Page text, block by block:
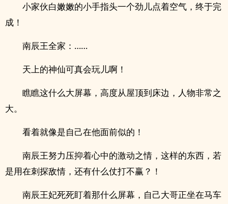
小家伙白嫩嫩的小手指头一个劲儿点着空气，终于完
成！
南辰王全家：……
天上的神仙可真会玩儿啊！
瞧瞧这什么大屏幕，高度从屋顶到床边，人物非常之
大。
看着就像是自己在他面前似的！
南辰王努力压抑着心中的激动之情，这样的东西，若
是用在刺探敌情，还有什么仗打不赢？！
南辰王妃死死盯着那什么屏幕，自己大哥正坐在马车